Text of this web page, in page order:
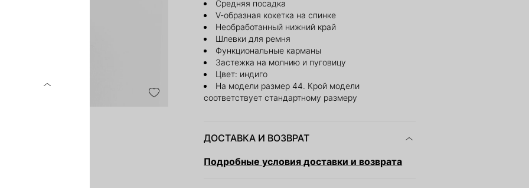
Средняя посадка
V-образная кокетка на спинке
Необработанный нижний край
Шлевки для ремня
Функциональные карманы
Застежка на молнию и пуговицу
Цвет: индиго
На модели размер 44. Крой модели
соответствует стандартному размеру
ДОСТАВКА И ВОЗВРАТ
Подробные условия доставки и возврата